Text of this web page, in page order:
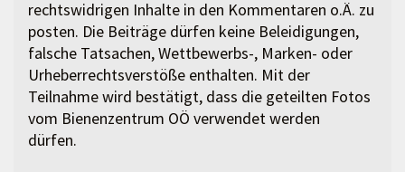
rechtswidrigen Inhalte in den Kommentaren o.Ä. zu
posten. Die Beiträge dürfen keine Beleidigungen,
falsche Tatsachen, Wettbewerbs-, Marken- oder
Urheberrechtsverstöße enthalten. Mit der
Teilnahme wird bestätigt, dass die geteilten Fotos
vom Bienenzentrum OÖ verwendet werden
dürfen.